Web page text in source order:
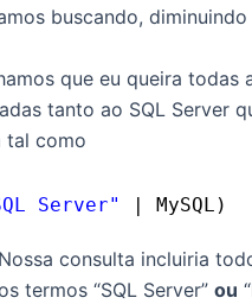
buscando,
que eu queira todas
tanto ao SQL Server
tal como
Server" | MySQL)
consulta incluiria
termos “SQL Server” ou